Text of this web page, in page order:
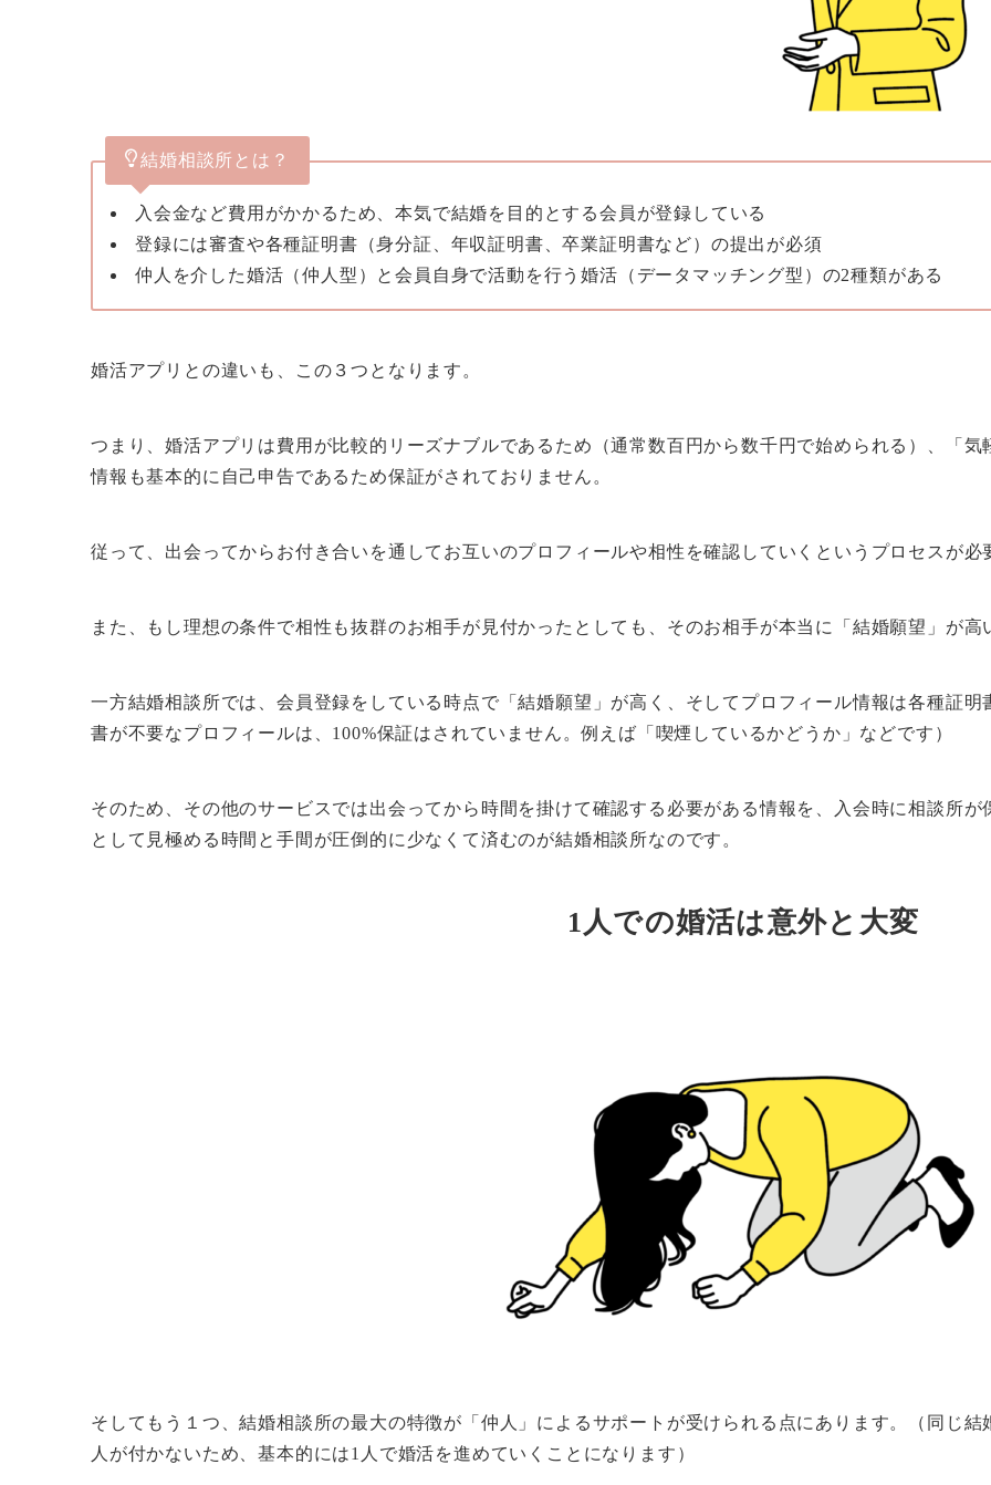
結婚相談所とは？
入会金など費用がかかるため、本気で結婚を目的とする会員が登録している
登録には審査や各種証明書（身分証、年収証明書、卒業証明書など）の提出が必須
仲人を介した婚活（仲人型）と会員自身で活動を行う婚活（データマッチング型）の2種類がある
婚活アプリとの違いも、この３つとなります。
つまり、婚活アプリは費用が比較的リーズナブルであるため（通常数百円から数千円で始められる）、「
情報も基本的に自己申告であるため保証がされておりません。
従って、出会ってからお付き合いを通してお互いのプロフィールや相性を確認していくというプロセスが必
また、もし理想の条件で相性も抜群のお相手が見付かったとしても、そのお相手が本当に「結婚願望」が高
一方結婚相談所では、会員登録をしている時点で「結婚願望」が高く、そしてプロフィール情報は各種証明
書が不要なプロフィールは、100%保証はされていません。例えば「喫煙しているかどうか」などです）
そのため、その他のサービスでは出会ってから時間を掛けて確認する必要がある情報を、入会時に相談所
として見極める時間と手間が圧倒的に少なくて済むのが結婚相談所なのです。
1人での婚活は意外と大変
そしてもう１つ、結婚相談所の最大の特徴が「仲人」によるサポートが受けられる 点にあります。（同じ
人が付かないため、基本的には1人で婚活を進めていくことになります）